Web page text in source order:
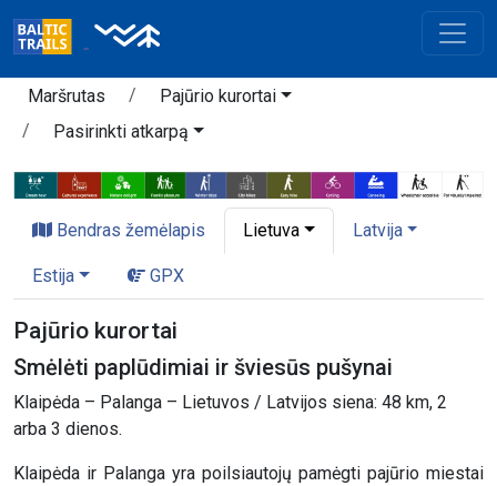
Maršrutas
Pajūrio kurortai
Pasirinkti atkarpą
Bendras žemėlapis Lietuva Latvija
Estija GPX
Pajūrio kurortai
Smėlėti paplūdimiai ir šviesūs pušynai
Klaipėda – Palanga – Lietuvos / Latvijos siena: 48 km, 2
arba 3 dienos.
Klaipėda ir Palanga yra poilsiautojų pamėgti pajūrio miestai